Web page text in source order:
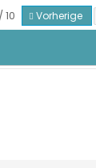
10 Vorherige